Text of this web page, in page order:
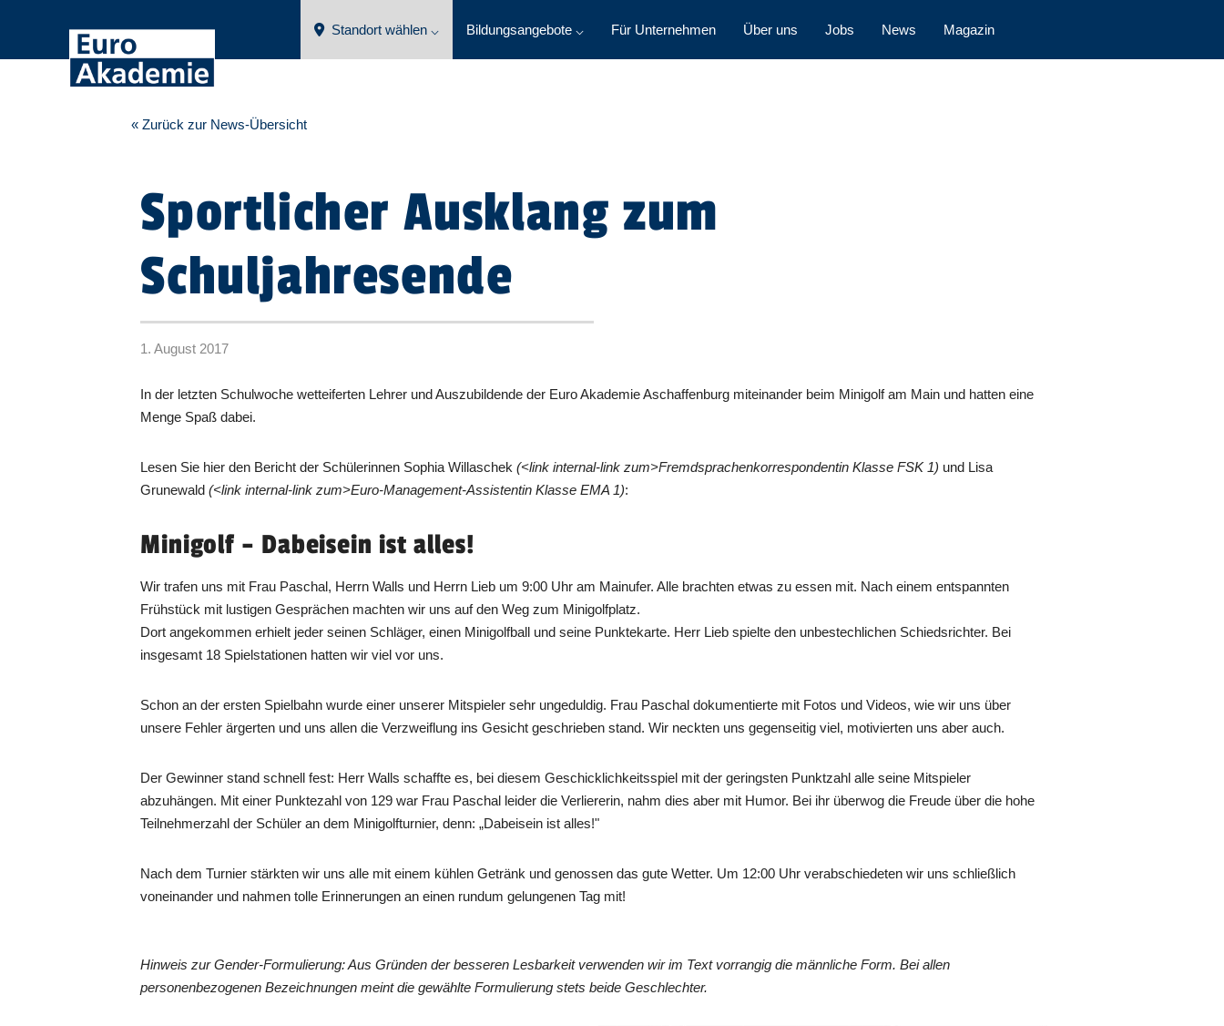
Standort wählen ⌵ Bildungsangebote ⌵ Für Unternehmen Über uns Jobs News Magazin
« Zurück zur News-Übersicht
Sportlicher Ausklang zum
Schuljahresende
1. August 2017
In der letzten Schulwoche wetteiferten Lehrer und Auszubildende der Euro Akademie Aschaffenburg miteinander beim Minigolf am Main und hatten eine
Menge Spaß dabei.
Lesen Sie hier den Bericht der Schülerinnen Sophia Willaschek (<link internal-link zum>Fremdsprachenkorrespondentin Klasse FSK 1) und Lisa
Grunewald(<link internal-link zum>Euro-Management-Assistentin Klasse EMA 1):
Minigolf – Dabeisein ist alles!
Wir trafen uns mit Frau Paschal, Herrn Walls und Herrn Lieb um 9:00 Uhr am Mainufer. Alle brachten etwas zu essen mit. Nach einem entspannten
Frühstück mit lustigen Gesprächen machten wir uns auf den Weg zum Minigolfplatz.
Dort angekommen erhielt jeder seinen Schläger, einen Minigolfball und seine Punktekarte. Herr Lieb spielte den unbestechlichen Schiedsrichter. Bei
insgesamt 18 Spielstationen hatten wir viel vor uns.
Schon an der ersten Spielbahn wurde einer unserer Mitspieler sehr ungeduldig. Frau Paschal dokumentierte mit Fotos und Videos, wie wir uns über
unsere Fehler ärgerten und uns allen die Verzweiflung ins Gesicht geschrieben stand. Wir neckten uns gegenseitig viel, motivierten uns aber auch.
Der Gewinner stand schnell fest: Herr Walls schaffte es, bei diesem Geschicklichkeitsspiel mit der geringsten Punktzahl alle seine Mitspieler
abzuhängen. Mit einer Punktezahl von 129 war Frau Paschal leider die Verliererin, nahm dies aber mit Humor. Bei ihr überwog die Freude über die hohe
Teilnehmerzahl der Schüler an dem Minigolfturnier, denn: „Dabeisein ist alles!"
Nach dem Turnier stärkten wir uns alle mit einem kühlen Getränk und genossen das gute Wetter. Um 12:00 Uhr verabschiedeten wir uns schließlich
voneinander und nahmen tolle Erinnerungen an einen rundum gelungenen Tag mit!
Hinweis zur Gender-Formulierung: Aus Gründen der besseren Lesbarkeit verwenden wir im Text vorrangig die männliche Form. Bei allen
personenbezogenen Bezeichnungen meint die gewählte Formulierung stets beide Geschlechter.